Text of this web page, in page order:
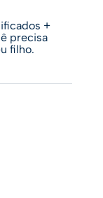
+
precisa
filho.